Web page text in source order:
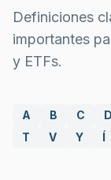
Definiciones
importantes
y ETFs.
A B C D
T
V Y Í